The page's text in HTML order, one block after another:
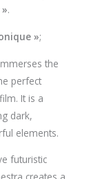
.
»;
the
perfect
It is a
dark,
elements.
futuristic